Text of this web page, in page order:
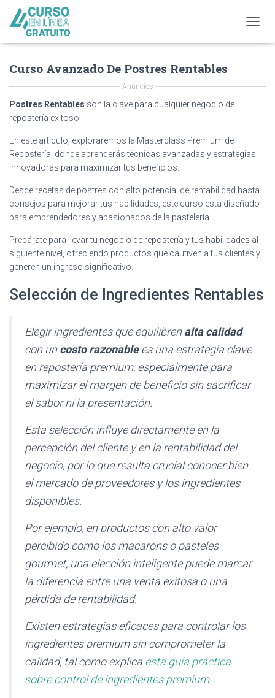
O
E
A
O
N
Curso Avanzado De Postres Rentables
Anúncios
Postres Rentables son la clave para cualquier negocio de
repostería exitoso.
En este artículo, exploraremos la Masterclass Premium de
Repostería, donde aprenderás técnicas avanzadas y estrategias
innovadoras para maximizar tus beneficios.
Desde recetas de postres con alto potencial de rentabilidad hasta
consejos para mejorar tus habilidades, este curso está diseñado
para emprendedores y apasionados de la pastelería.
Prepárate para llevar tu negocio de repostería y tus habilidades al
siguiente nivel, ofreciendo productos que cautiven a tus clientes y
generen un ingreso significativo.
Selección de Ingredientes Rentables
Elegir ingredientes que equilibrenalta calidad
con uncosto razonablees una estrategia clave
en repostería premium, especialmente para
maximizar el margen de beneficio sin sacrificar
el sabor ni la presentación.
Esta selección influye directamente en la
percepción del cliente y en la rentabilidad del
negocio, por lo que resulta crucial conocer bien
el mercado de proveedores y los ingredientes
disponibles.
Por ejemplo, en productos con alto valor
percibido como los macarons o pasteles
gourmet, una elección inteligente puede marcar
la diferencia entre una venta exitosa o una
pérdida de rentabilidad.
Existen estrategias eficaces para controlar los
ingredientes premium sin comprometer la
calidad, tal como explica esta guía práctica
sobre control de ingredientes premium.